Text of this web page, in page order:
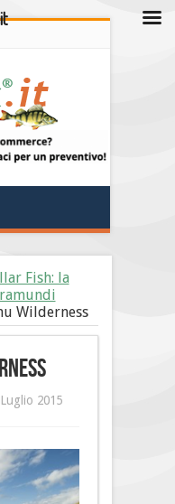
Fish: la
Wilderness
2015